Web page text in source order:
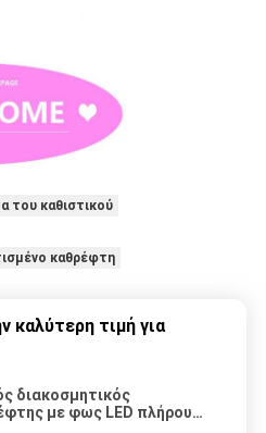
καθιστικού
καθρέφτη
καλύτερη τιμή για
διακοσμητικός
με φως LED πλήρους